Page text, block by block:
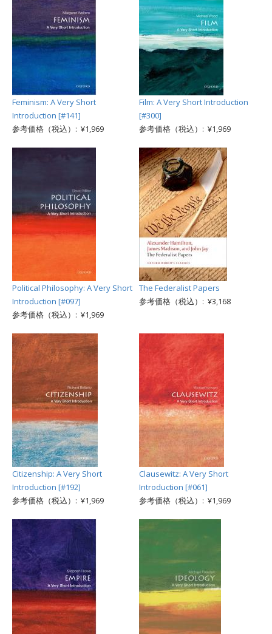
Feminism: A Very Short
Introduction [#141]
参考価格（税込）: ¥1,969
Film: A Very Short Introduction
[#300]
参考価格（税込）: ¥1,969
Political Philosophy: A Very Short
Introduction [#097]
参考価格（税込）: ¥1,969
The Federalist Papers
参考価格（税込）: ¥3,168
Citizenship: A Very Short
Introduction [#192]
参考価格（税込）: ¥1,969
Clausewitz: A Very Short
Introduction [#061]
参考価格（税込）: ¥1,969